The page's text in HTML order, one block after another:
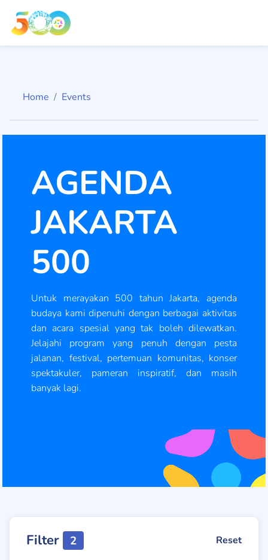
Home Events
AGENDA
JAKARTA
500
Untuk merayakan 500 tahun Jakarta, agenda
budaya kami dipenuhi dengan berbagai aktivitas
dan acara spesial yang tak boleh dilewatkan.
Jelajahi program yang penuh dengan pesta
jalanan, festival, pertemuan komunitas, konser
spektakuler, pameran inspiratif, dan masih
banyak lagi.
Filter 2 Reset